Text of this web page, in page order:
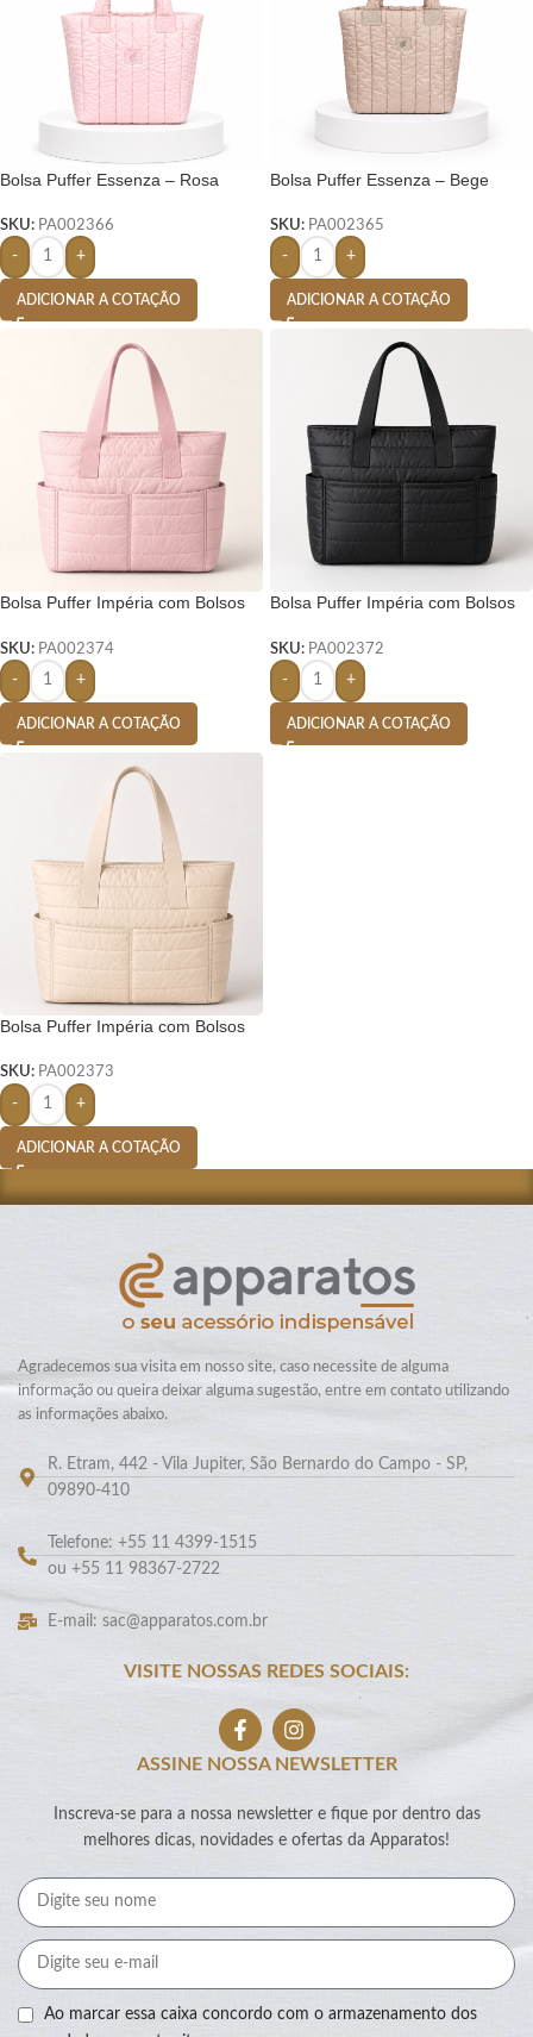
Bolsa Puffer Essenza – Rosa
SKU: PA002366
- +
ADICIONAR A COTAÇÃO
Bolsa Puffer Essenza – Bege
SKU: PA002365
- +
ADICIONAR A COTAÇÃO
Bolsa Puffer Impéria com Bolsos
SKU: PA002374
- +
ADICIONAR A COTAÇÃO
Bolsa Puffer Impéria com Bolsos
SKU: PA002372
- +
ADICIONAR A COTAÇÃO
Bolsa Puffer Impéria com Bolsos
SKU: PA002373
- +
ADICIONAR A COTAÇÃO
Agradecemos sua visita em nosso site, caso necessite de alguma
informação ou queira deixar alguma sugestão, entre em contato utilizando
as informações abaixo.
R. Etram, 442 - Vila Jupiter, São Bernardo do Campo - SP,
09890-410
Telefone: +55 11 4399-1515
ou +55 11 98367-2722
E-mail: sac@apparatos.com.br
VISITE NOSSAS REDES SOCIAIS:
ASSINE NOSSA NEWSLETTER
Inscreva-se para a nossa newsletter e fique por dentro das
melhores dicas, novidades e ofertas da Apparatos!
Ao marcar essa caixa concordo com o armazenamento dos